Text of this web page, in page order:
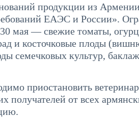
продукции из
ЕАЭС и России».
мая — свежие томаты,
и косточковые плоды
семечковых культур,
приостановить
получателей от всех